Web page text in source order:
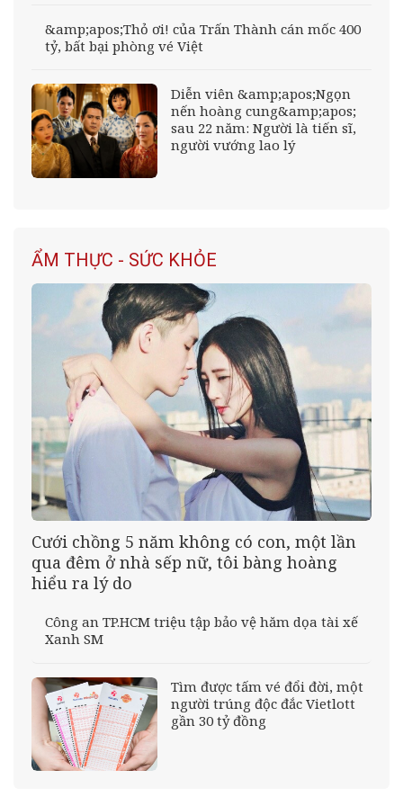
&amp;apos;Thỏ ơi! của Trấn Thành cán mốc 400
tỷ, bất bại phòng vé Việt
Diễn viên &amp;apos;Ngọn
nến hoàng cung&amp;apos;
sau 22 năm: Người là tiến sĩ,
người vướng lao lý
ẨM THỰC - SỨC KHỎE
Cưới chồng 5 năm không có con, một lần
qua đêm ở nhà sếp nữ, tôi bàng hoàng
hiểu ra lý do
Công an TP.HCM triệu tập bảo vệ hăm dọa tài xế
Xanh SM
Tìm được tấm vé đổi đời, một
người trúng độc đắc Vietlott
gần 30 tỷ đồng